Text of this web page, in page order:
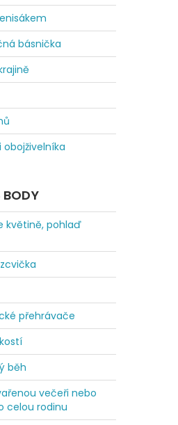
básnička
obojživelníka
BODY
květině, pohlaď
přehrávače
běh
večeři nebo
celou rodinu